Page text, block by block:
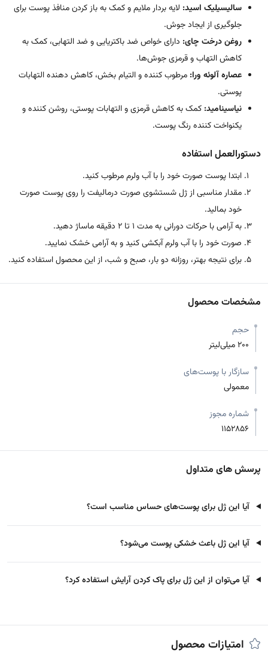
سالیسیلیک اسید: لایه بردار ملایم و کمک به باز کردن منافذ پوست برای
جلوگیری از ایجاد جوش.
روغن درخت چای: دارای خواص ضد باکتریایی و ضد التهابی، کمک به
کاهش التهاب و قرمزی جوش‌ها.
عصاره آلوئه ورا: مرطوب کننده و التیام بخش، کاهش دهنده التهابات
پوستی.
نیاسینامید: کمک به کاهش قرمزی و التهابات پوستی، روشن کننده و
یکنواخت کننده رنگ پوست.
دستورالعمل استفاده
ابتدا پوست صورت خود را با آب ولرم مرطوب کنید.
مقدار مناسبی از ژل شستشوی صورت درمالیفت را روی پوست صورت
خود بمالید.
به آرامی با حرکات دورانی به مدت 1 تا 2 دقیقه ماساژ دهید.
صورت خود را با آب ولرم آبکشی کنید و به آرامی خشک نمایید.
برای نتیجه بهتر، روزانه دو بار، صبح و شب، از این محصول استفاده کنید.
مشخصات محصول
حجم
200 میلی‌لیتر
سازگار با پوست‌های
معمولی
شماره مجوز
1152856
پرسش های متداول
آیا این ژل برای پوست‌های حساس مناسب است؟
آیا این ژل باعث خشکی پوست می‌شود؟
آیا می‌توان از این ژل برای پاک کردن آرایش استفاده کرد؟
امتیازات محصول